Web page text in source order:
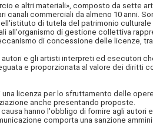
e altri materiali», composto da sette
commerciali da almeno 10 anni.
di tutela del patrimonio culturale
all'organismo di gestione collettiva
di concessione delle licenze,
e gli artisti interpreti ed esecutori
e proporzionata al valore dei diritti
licenza per lo sfruttamento delle
anche presentando proposte.
hanno l'obbligo di fornire agli autori
comporta una sanzione